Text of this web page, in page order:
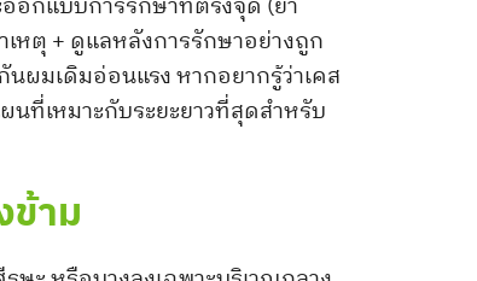
อกแบบการรักษาที่ตรงจุด (ยา
หตุ + ดูแลหลังการรักษาอย่างถูก
ผมเดิมอ่อนแรง หากอยากรู้ว่าเคส
ที่เหมาะกับระยะยาวที่สุดสำหรับ
าม